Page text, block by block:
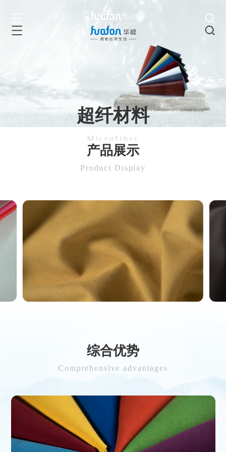
超纤材料
Microfiber
智造超纤新材料，引领绿色新未来
产品展示
Product Display
综合优势
Comprehensive advantages